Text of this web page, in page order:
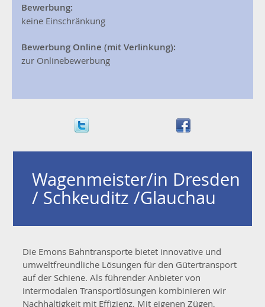
Bewerbung:
keine Einschränkung
Bewerbung Online (mit Verlinkung):
zur Onlinebewerbung
Wagenmeister/in Dresden
/ Schkeuditz /Glauchau
Die Emons Bahntransporte bietet innovative und
umweltfreundliche Lösungen für den Gütertransport
auf der Schiene. Als führender Anbieter von
intermodalen Transportlösungen kombinieren wir
Nachhaltigkeit mit Effizienz. Mit eigenen Zügen,